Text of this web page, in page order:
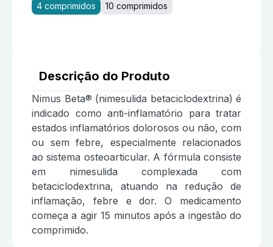
4 comprimidos
10 comprimidos
Descrição do Produto
Nimus Beta® (nimesulida betaciclodextrina) é
indicado como anti-inflamatório para tratar
estados inflamatórios dolorosos ou não, com
ou sem febre, especialmente relacionados
ao sistema osteoarticular. A fórmula consiste
em nimesulida complexada com
betaciclodextrina, atuando na redução de
inflamação, febre e dor. O medicamento
começa a agir 15 minutos após a ingestão do
comprimido.